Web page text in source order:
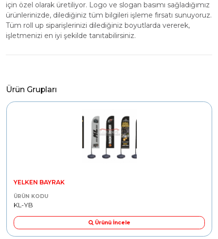
için özel olarak üretiliyor. Logo ve slogan basımı sağladığımız
ürünlerinizde, dilediğiniz tüm bilgileri işleme fırsatı sunuyoruz.
Tüm roll up siparişlerinizi dilediğiniz boyutlarda vererek,
işletmenizi en iyi şekilde tanıtabilirsiniz.
Ürün Grupları
YELKEN BAYRAK
ÜRÜN KODU
KL-YB
Ürünü İncele